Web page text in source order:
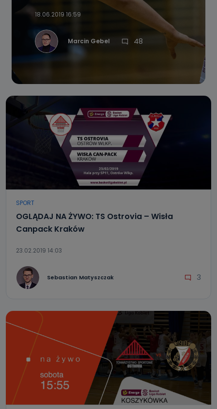
18.06.2019 16:59
Marcin Gebel 48
SPORT
OGLĄDAJ NA ŻYWO: TS Ostrovia – Wisła
Canpack Kraków
23.02.2019 14:03
Sebastian Matyszczak 3